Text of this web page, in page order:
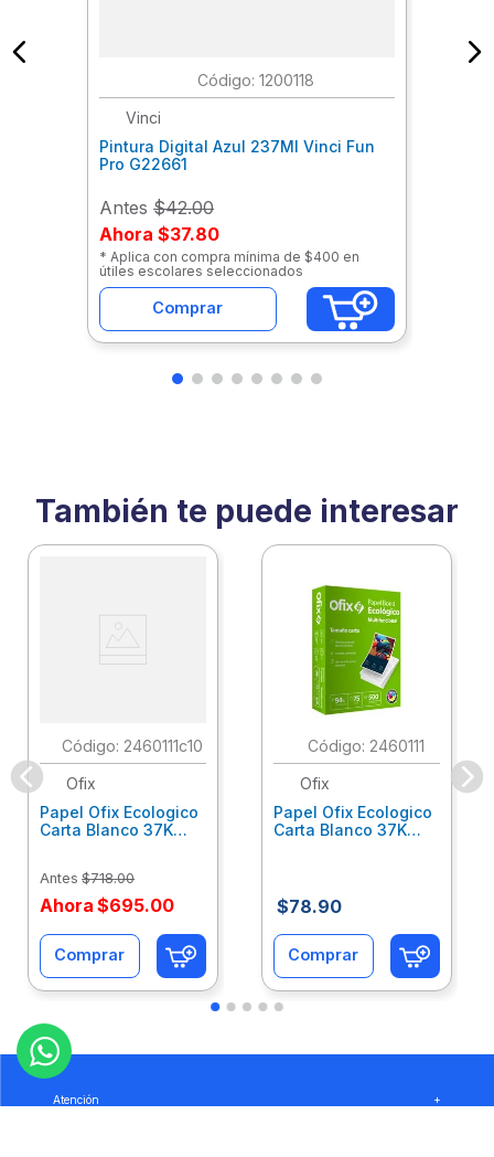
: 1200118
Vinci
Pintura Digital Azul 237Ml Vinci Fun
Pro G22661
Antes $42.00
Ahora $37.80
* Aplica con compra mínima de $400 en
útiles escolares seleccionados
Comprar
También te puede interesar
: 2460111c10
Ofix
Papel Ofix Ecologico
Carta Blanco 37K
Antes $718.00
Ahora $695.00
Comprar
: 2460111
Ofix
Papel Ofix Ecologico
Carta Blanco 37K
$78.90
Comprar
Atención
+